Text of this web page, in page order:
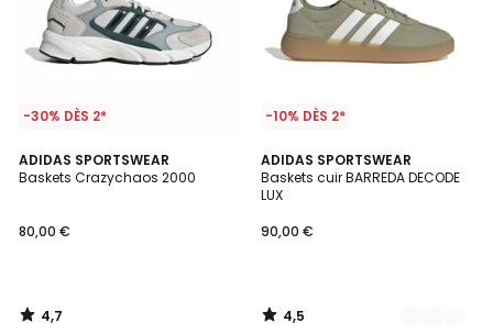
-30% DÈS 2*
ADIDAS SPORTSWEAR
Baskets Crazychaos 2000
80,00 €
4,7
/ 5
4,7
/
-10% DÈS 2*
ADIDAS SPORTSWEAR
Baskets cuir BARREDA DECODE
LUX
90,00 €
4,5
/ 5
2
Couleurs
4,5
/